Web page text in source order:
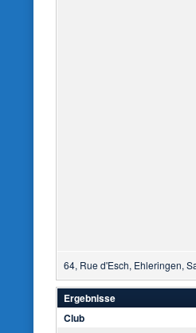
64, Rue d'Esch, Ehleringen,
Ergebnisse
Club